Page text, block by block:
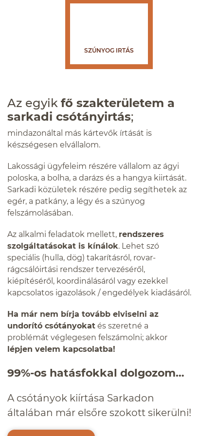
SZÚNYOG IRTÁS
Az egyik fő szakterületem a
sarkadi csótányirtás;
mindazonáltal más kártevők írtását is
készségesen elvállalom.
Lakossági ügyfeleim részére vállalom az ágyi
poloska, a bolha, a darázs és a hangya kiirtását.
Sarkadi közületek részére pedig segíthetek az
egér, a patkány, a légy és a szúnyog
felszámolásában.
Az alkalmi feladatok mellett, rendszeres
szolgáltatásokat is kínálok. Lehet szó
speciális (hulla, dög) takarításról, rovar-
rágcsálóirtási rendszer tervezéséről,
kiépítéséről, koordinálásáról vagy ezekkel
kapcsolatos igazolások / engedélyek kiadásáról.
Ha már nem bírja tovább elviselni az
undorító csótányokat és szeretné a
problémát véglegesen felszámolni; akkor
lépjen velem kapcsolatba!
99%-os hatásfokkal dolgozom…
A csótányok kiírtása Sarkadon
általában már elsőre szokott sikerülni!